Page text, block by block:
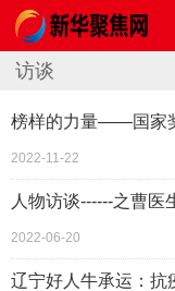
访谈
榜样的力量——国家
2022-11-22
人物访谈------之曹医
2022-06-20
辽宁好人牛承运：抗